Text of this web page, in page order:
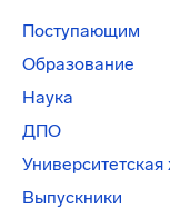
Поступающим
Образование
Наука
ДПО
Выпускники